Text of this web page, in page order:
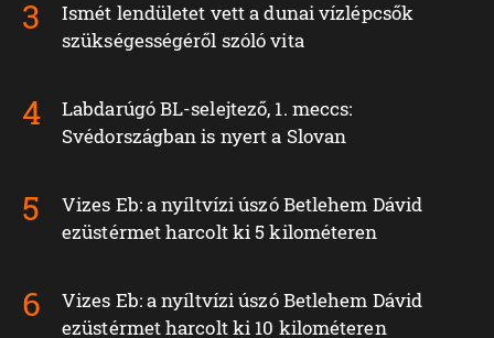
Ismét lendületet vett a dunai vízlépcsők
szükségességéről szóló vita
Labdarúgó BL-selejtező, 1. meccs:
Svédországban is nyert a Slovan
Vizes Eb: a nyíltvízi úszó Betlehem Dávid
ezüstérmet harcolt ki 5 kilométeren
Vizes Eb: a nyíltvízi úszó Betlehem Dávid
ezüstérmet harcolt ki 10 kilométeren